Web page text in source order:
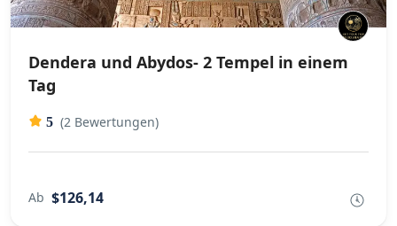
Dendera und Abydos- 2 Tempel in einem
Tag
5 (2 Bewertungen)
Ab $126,14